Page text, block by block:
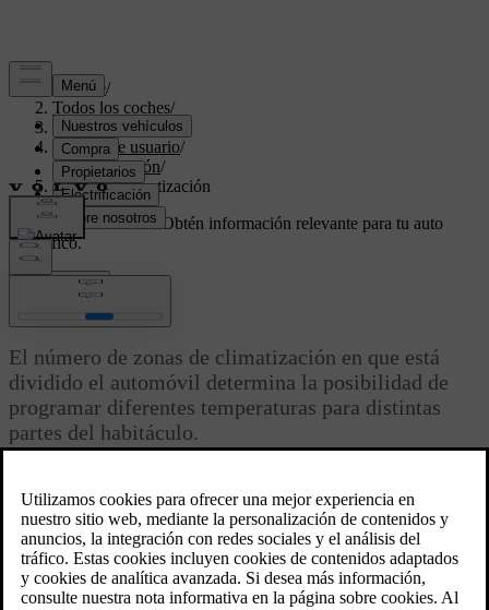
Soporte/
Todos los coches/
XC40 2024/
Manual de usuario/
Climatización/
Zonas de climatización
Soporte personalizado Obtén información relevante para tu auto
específico.
Iniciar sesión
Zonas de climatización
El número de zonas de climatización en que está
dividido el automóvil determina la posibilidad de
programar diferentes temperaturas para distintas
partes del habitáculo.
Climatización de 1 zona